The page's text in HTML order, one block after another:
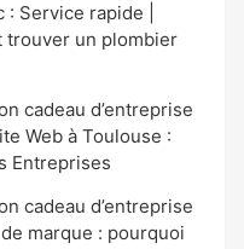
Service rapide |
trouver un plombier
cadeau d’entreprise
Web à Toulouse :
Entreprises
cadeau d’entreprise
marque : pourquoi